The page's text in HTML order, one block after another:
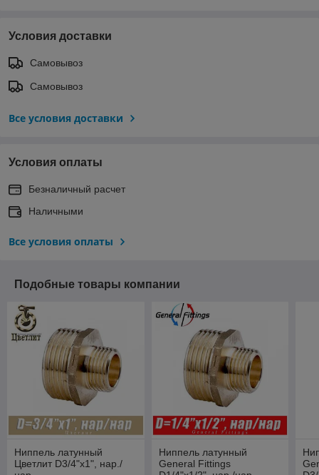
Условия доставки
Самовывоз
Самовывоз
Все условия доставки
Условия оплаты
Безналичный расчет
Наличными
Все условия оплаты
Подобные товары компании
Ниппель латунный
Цветлит D3/4"x1", нар./
Ниппель латунный
General Fittings